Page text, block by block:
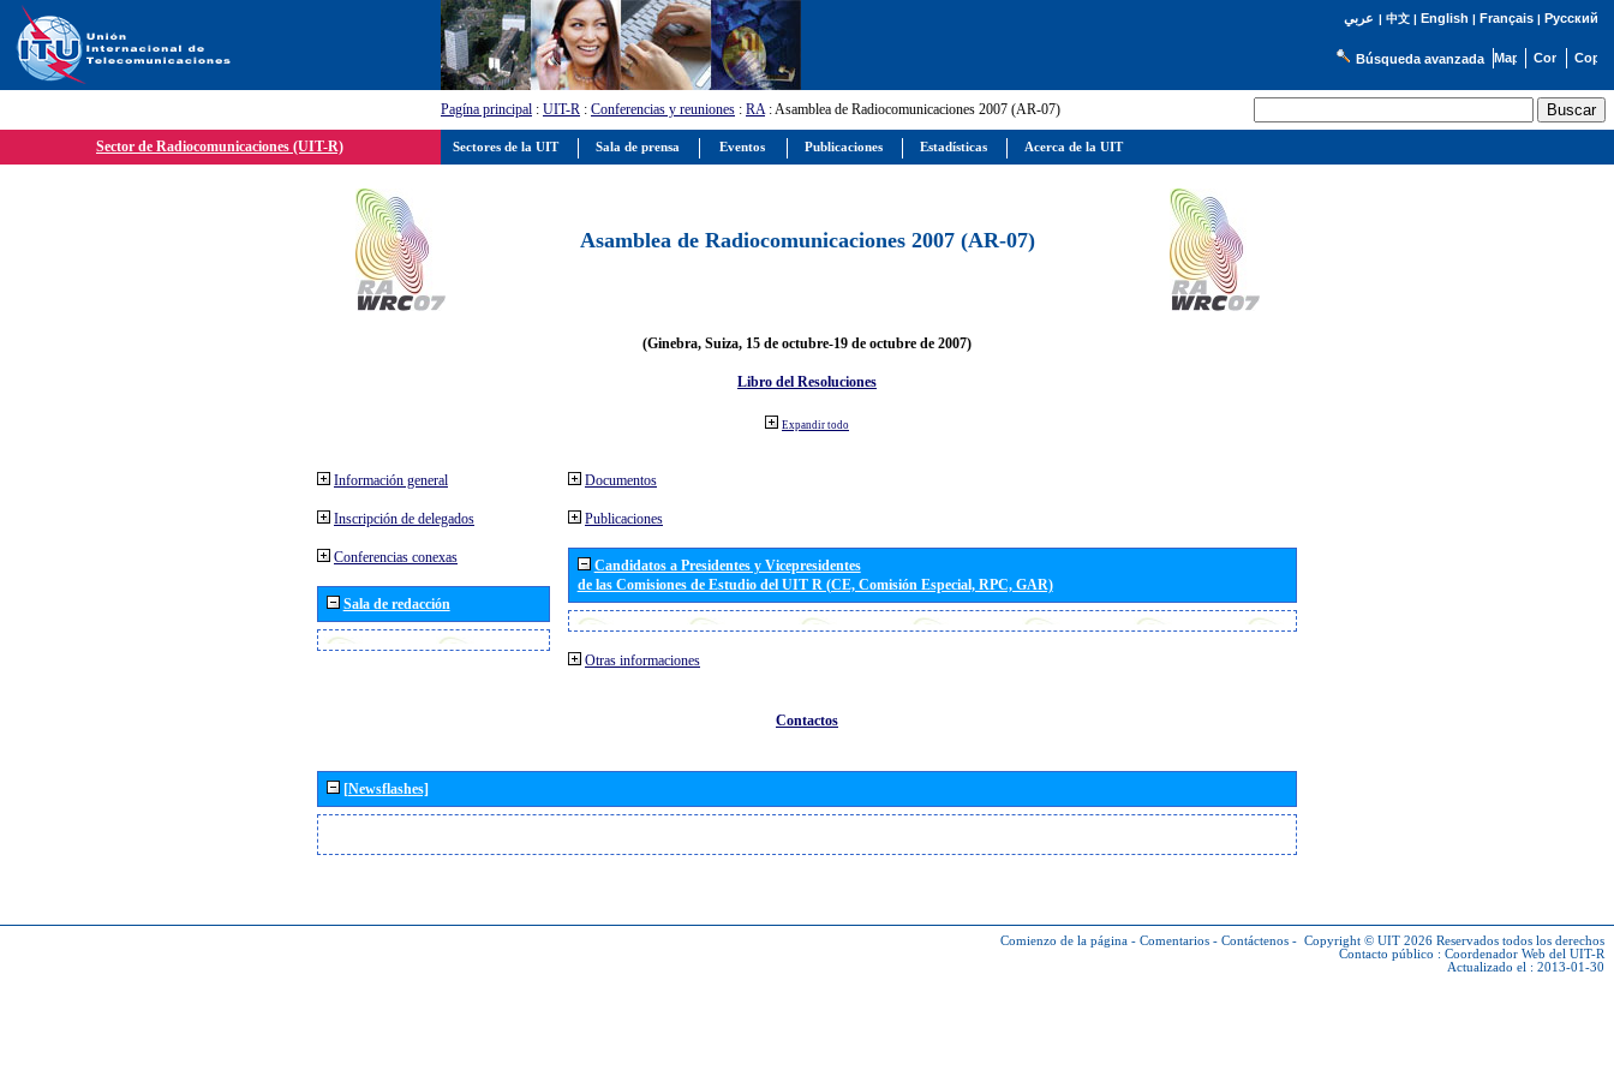
عربي | 中文| English | Français| Русский
Búsqueda avanzada
Pagína principal : UIT-R : Conferencias y reuniones : RA: Asamblea de Radiocomunicaciones 2007 (AR-07)
Sector de Radiocomunicaciones (UIT-R)
Asamblea de Radiocomunicaciones 2007 (AR-07)
(Ginebra, Suiza, 15 de octubre-19 de octubre de 2007)
Libro del Resoluciones
Expandir todo
Información general
Inscripción de delegados
Conferencias conexas
Sala de redacción
Documentos
Publicaciones
Candidatos a Presidentes y Vicepresidentes
de las Comisiones de Estudio del UIT R (CE, Comisión Especial, RPC, GAR)
Otras informaciones
Contactos
[Newsflashes]
Comienzo de la página - Comentarios - Contáctenos - Copyright © UIT 2026 Reservados todos los derechos
Contacto público : Coordenador Web del UIT-R
Actualizado el : 2013-01-30
Sectores de la UIT Sala de prensa Eventos Publicaciones Estadísticas Acerca de la UIT